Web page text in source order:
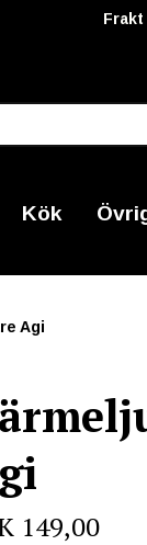
Kök
Agi
149,00